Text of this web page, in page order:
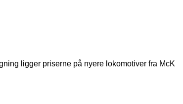
ligger priserne på nyere lokomotiver fra McK